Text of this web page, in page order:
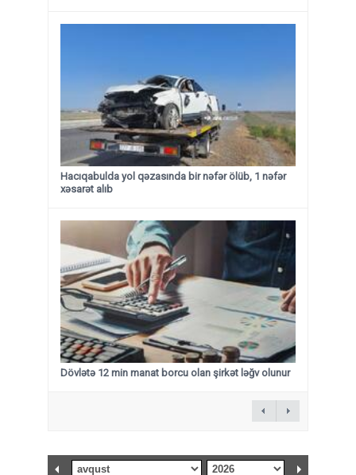
Hacıqabulda yol qəzasında bir nəfər ölüb, 1 nəfər
xəsarət alıb
Dövlətə 12 min manat borcu olan şirkət ləğv olunur